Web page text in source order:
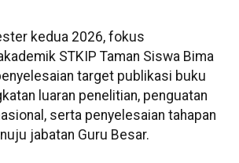
kedua 2026, fokus
STKIP Taman Siswa Bima
target publikasi buku
luaran penelitian, penguatan
serta penyelesaian tahapan
jabatan Guru Besar.